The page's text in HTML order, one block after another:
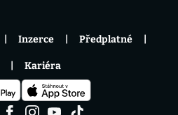
Inzerce Předplatné
Kariéra